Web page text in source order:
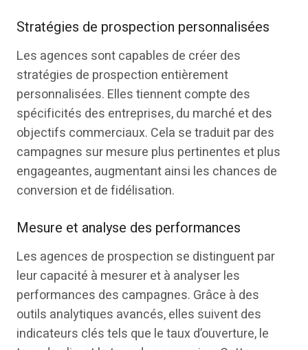
Stratégies de prospection personnalisées
Les agences sont capables de créer des
stratégies de prospection entièrement
personnalisées. Elles tiennent compte des
spécificités des entreprises, du marché et des
objectifs commerciaux. Cela se traduit par des
campagnes sur mesure plus pertinentes et plus
engageantes, augmentant ainsi les chances de
conversion et de fidélisation.
Mesure et analyse des performances
Les agences de prospection se distinguent par
leur capacité à mesurer et à analyser les
performances des campagnes. Grâce à des
outils analytiques avancés, elles suivent des
indicateurs clés tels que le taux d’ouverture, le